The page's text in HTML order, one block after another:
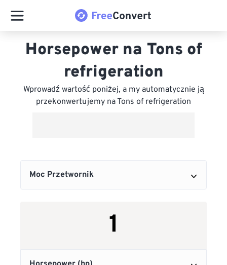
Horsepower na Tons of
refrigeration
Wprowadź wartość poniżej, a my automatycznie ją
przekonwertujemy na Tons of refrigeration